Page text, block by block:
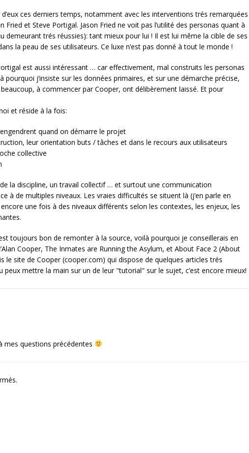
ces derniers temps, notamment avec les interventions trés remarquées
Fried et Steve Portigal. Jason Fried ne voit pas l’utilité des personas quant à
demeurant trés réussies): tant mieux pour lui ! Il est lui même la cible de ses
la peau de ses utilisateurs. Ce luxe n’est pas donné à tout le monde !
est aussi intéressant … car effectivement, mal construits les personas
pourquoi j’insiste sur les données primaires, et sur une démarche précise,
à commencer par Cooper, ont délibèrement laissé. Et pour
et réside à la fois:
quand on démarre le projet
leur orientation buts / tâches et dans le recours aux utilisateurs
collective
de la discipline, un travail collectif … et surtout une communication
à de multiples niveaux. Les vraies difficultés se situent là (j’en parle en
une fois à des niveaux différents selon les contextes, les enjeux, les
toujours bon de remonter à la source, voilà pourquoi je conseillerais en
Cooper, The Inmates are Running the Asylum, et About Face 2 (About
le site de Cooper (cooper.com) qui dispose de quelques articles trés
peux mettre la main sur un de leur "tutorial" sur le sujet, c’est encore mieux!
mes questions précédentes